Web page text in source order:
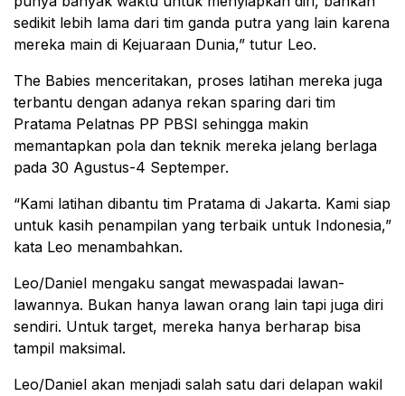
sedikit lebih lama dari tim ganda putra yang lain karena
mereka main di Kejuaraan Dunia,” tutur Leo.
The Babies menceritakan, proses latihan mereka juga
terbantu dengan adanya rekan sparing dari tim
Pratama Pelatnas PP PBSI sehingga makin
memantapkan pola dan teknik mereka jelang berlaga
pada 30 Agustus-4 Septemper.
“Kami latihan dibantu tim Pratama di Jakarta. Kami siap
untuk kasih penampilan yang terbaik untuk Indonesia,”
kata Leo menambahkan.
Leo/Daniel mengaku sangat mewaspadai lawan-
lawannya. Bukan hanya lawan orang lain tapi juga diri
sendiri. Untuk target, mereka hanya berharap bisa
tampil maksimal.
Leo/Daniel akan menjadi salah satu dari delapan wakil